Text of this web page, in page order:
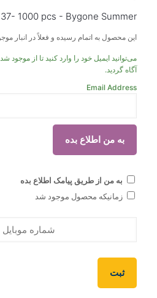
1000 pcs - Bygone Summer
این محصول به اتمام رسیده و فعلاً در انبار
می‌توانید ایمیل خود را وارد کنید تا از
آگاه گردید.
Email Address
به من از طریق پیامک اطلاع بده
زمانیکه محصول موجود شد
ثبت